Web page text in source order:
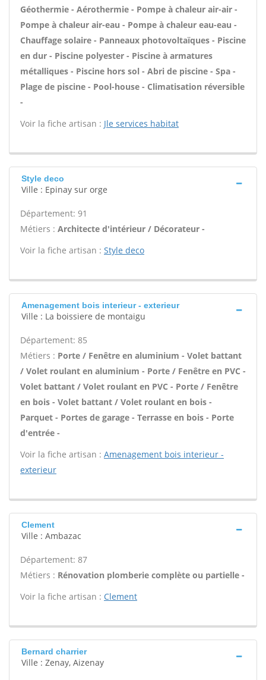
Géothermie - Aérothermie - Pompe à chaleur air-air -
Pompe à chaleur air-eau - Pompe à chaleur eau-eau -
Chauffage solaire - Panneaux photovoltaïques - Piscine
en dur - Piscine polyester - Piscine à armatures
métalliques - Piscine hors sol - Abri de piscine - Spa -
Plage de piscine - Pool-house - Climatisation réversible
-
Voir la fiche artisan : Jle services habitat
Style deco
Ville : Epinay sur orge
Département: 91
Métiers : Architecte d'intérieur / Décorateur -
Voir la fiche artisan : Style deco
Amenagement bois interieur - exterieur
Ville : La boissiere de montaigu
Département: 85
Métiers : Porte / Fenêtre en aluminium - Volet battant
/ Volet roulant en aluminium - Porte / Fenêtre en PVC -
Volet battant / Volet roulant en PVC - Porte / Fenêtre
en bois - Volet battant / Volet roulant en bois -
Parquet - Portes de garage - Terrasse en bois - Porte
d'entrée -
Voir la fiche artisan : Amenagement bois interieur -
exterieur
Clement
Ville : Ambazac
Département: 87
Métiers : Rénovation plomberie complète ou partielle -
Voir la fiche artisan : Clement
Bernard charrier
Ville : Zenay, Aizenay